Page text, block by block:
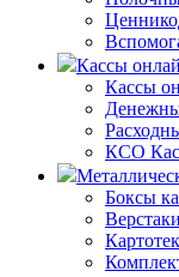
Кассы
Кассы
КСО
Боксы
Верстаки